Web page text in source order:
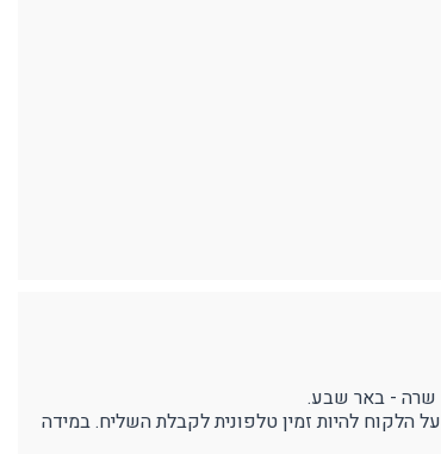
על הלקוח להיות זמין טלפונית לקבלת השליח. במידה